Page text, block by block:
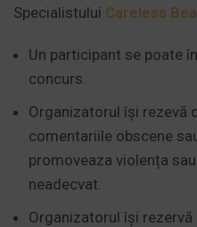
Specialistului Careless
Un participant se poate
concurs.
Organizatorul își rezevă
comentariile obscene
promoveaza violența
neadecvat.
Organizatorul își rezervă